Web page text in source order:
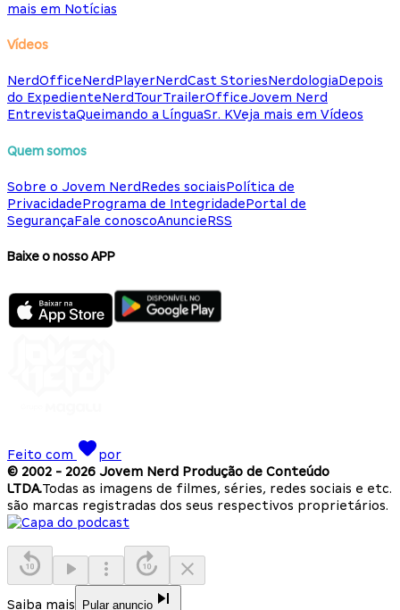
mais em Notícias
Vídeos
NerdOfficeNerdPlayerNerdCast StoriesNerdologiaDepois
do ExpedienteNerdTourTrailerOfficeJovem Nerd
EntrevistaQueimando a LínguaSr. KVeja mais em Vídeos
Quem somos
Sobre o Jovem NerdRedes sociaisPolítica de
PrivacidadePrograma de IntegridadePortal de
SegurançaFale conoscoAnuncieRSS
Baixe o nosso APP
Feito com
por
© 2002 - 2026 Jovem Nerd Produção de Conteúdo
LTDA.Todas as imagens de filmes, séries, redes sociais e etc.
são marcas registradas dos seus respectivos proprietários.
Saiba mais Pular anuncio